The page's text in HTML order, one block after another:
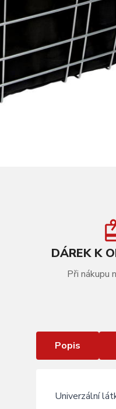
DÁREK K
Při nákupu
Popis
Univerzální